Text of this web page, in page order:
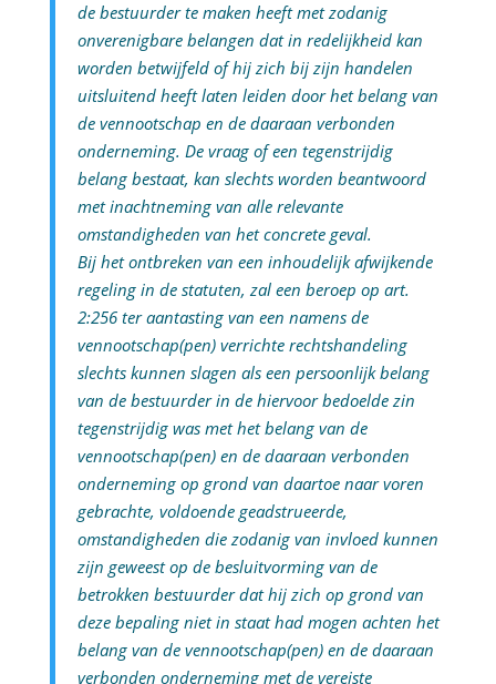
de bestuurder te maken heeft met zodanig
onverenigbare belangen dat in redelijkheid kan
worden betwijfeld of hij zich bij zijn handelen
uitsluitend heeft laten leiden door het belang van
de vennootschap en de daaraan verbonden
onderneming. De vraag of een tegenstrijdig
belang bestaat, kan slechts worden beantwoord
met inachtneming van alle relevante
omstandigheden van het concrete geval.
Bij het ontbreken van een inhoudelijk afwijkende
regeling in de statuten, zal een beroep op art.
2:256 ter aantasting van een namens de
vennootschap(pen) verrichte rechtshandeling
slechts kunnen slagen als een persoonlijk belang
van de bestuurder in de hiervoor bedoelde zin
tegenstrijdig was met het belang van de
vennootschap(pen) en de daaraan verbonden
onderneming op grond van daartoe naar voren
gebrachte, voldoende geadstrueerde,
omstandigheden die zodanig van invloed kunnen
zijn geweest op de besluitvorming van de
betrokken bestuurder dat hij zich op grond van
deze bepaling niet in staat had mogen achten het
belang van de vennootschap(pen) en de daaraan
verbonden onderneming met de vereiste